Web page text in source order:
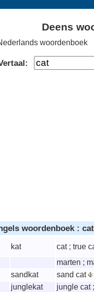
Deens
woordenboek
woordenboek : cat
kat
cat ; true
marten ;
sandkat
sand cat
junglekat
jungle cat